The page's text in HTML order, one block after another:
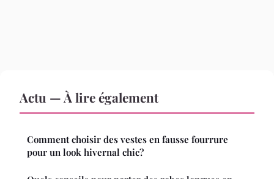
Actu — À lire également
Comment choisir des vestes en fausse fourrure
pour un look hivernal chic?